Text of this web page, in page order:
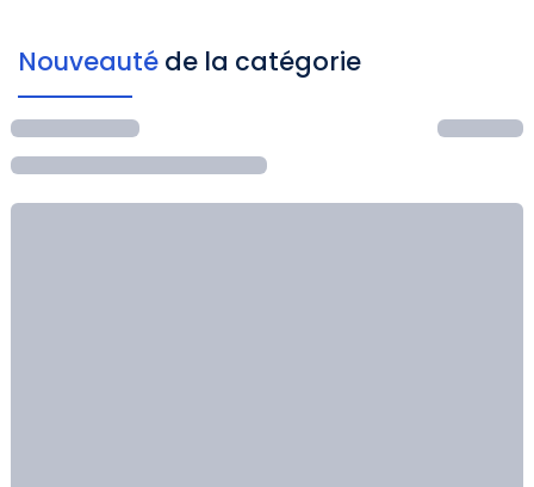
Nouveauté de la catégorie